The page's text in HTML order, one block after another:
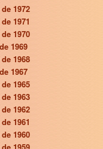
de 1972
de 1971
de 1970
1969
de 1968
1967
de 1965
de 1963
de 1962
de 1961
de 1960